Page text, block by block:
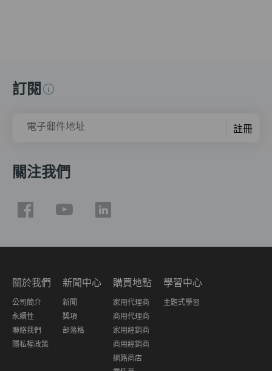
訂閱
電子郵件地址 註冊
關注我們
關於我們
公司簡介
永續性
聯絡我們
隱私權政策
新聞中心
新聞
獎項
部落格
購買地點
家用代理商
商用代理商
家用經銷商
商用經銷商
網路商店
學習中心
主題式學習